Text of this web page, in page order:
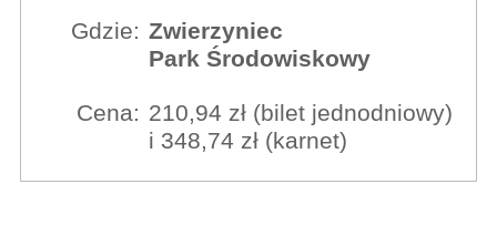
Gdzie: Zwierzyniec
Park Środowiskowy
Cena: 210,94 zł (bilet jednodniowy)
i 348,74 zł (karnet)